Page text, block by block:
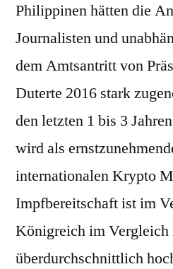
Philippinen hätten die
Journalisten und
dem Amtsantritt von
Duterte 2016 stark
den letzten 1 bis 3
wird als
internationalen Krypto
Impfbereitschaft ist im
Königreich im Vergleich
überdurchschnittlich